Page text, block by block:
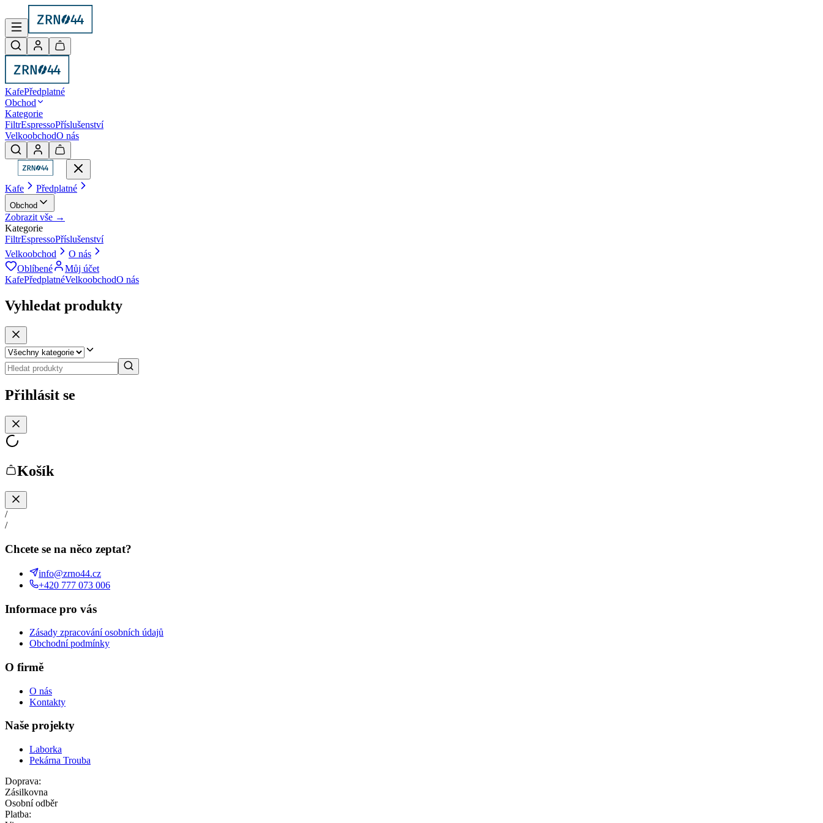
KafePředplatné
Obchod
Kategorie
FiltrEspressoPříslušenství
VelkoobchodO nás
Kafe Předplatné
Obchod
Zobrazit vše →
Kategorie
FiltrEspressoPříslušenství
Velkoobchod
O nás
Oblíbené
Můj účet
KafePředplatnéVelkoobchodO nás
Vyhledat produkty
Přihlásit se
Košík
/
/
Chcete se na něco zeptat?
info@zrno44.cz
+420 777 073 006
Informace pro vás
Zásady zpracování osobních údajů
Obchodní podmínky
O firmě
O nás
Kontakty
Naše projekty
Laborka
Pekárna Trouba
Doprava:
Zásilkovna
Osobní odběr
Platba: